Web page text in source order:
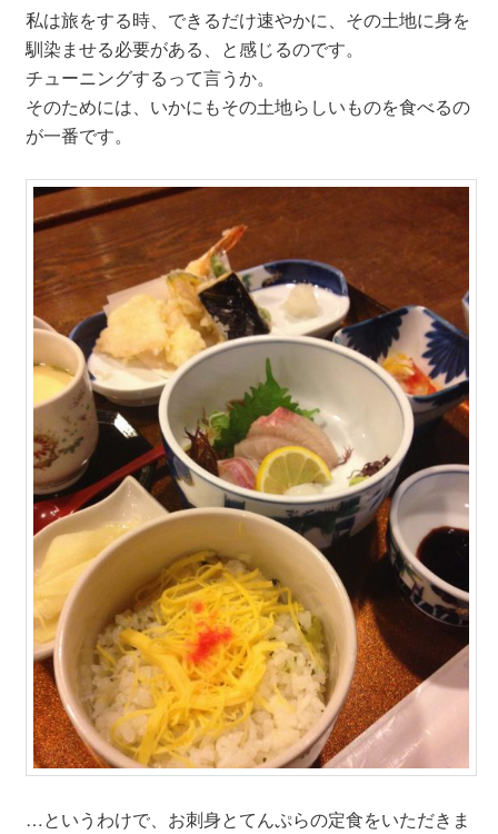
私は旅をする時、できるだけ速やかに、その土地に身を
馴染ませる必要がある、と感じるのです。
チューニングするって言うか。
そのためには、いかにもその土地らしいものを食べるの
が一番です。
…というわけで、お刺身とてんぷらの定食をいただきま